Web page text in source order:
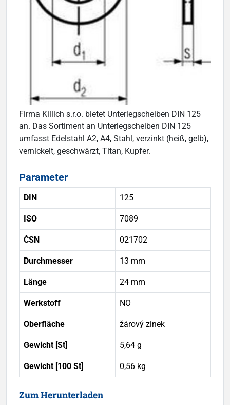
Firma Killich s.r.o. bietet Unterlegscheiben DIN 125
an. Das Sortiment an Unterlegscheiben DIN 125
umfasst Edelstahl A2, A4, Stahl, verzinkt (heiß, gelb),
vernickelt, geschwärzt, Titan, Kupfer.
Parameter
DIN 125
ISO 7089
ČSN 021702
Durchmesser 13 mm
Länge 24 mm
Werkstoff NO
Oberfläche žárový zinek
Gewicht [St] 5,64 g
Gewicht [100 St] 0,56 kg
Zum Herunterladen